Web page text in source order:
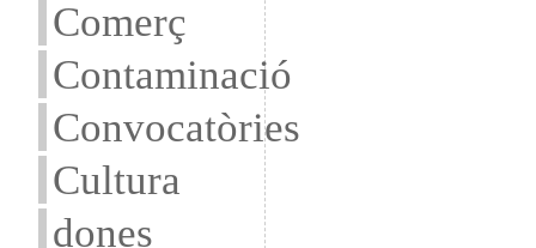
Comerç
Contaminació
Convocatòries
Cultura
dones